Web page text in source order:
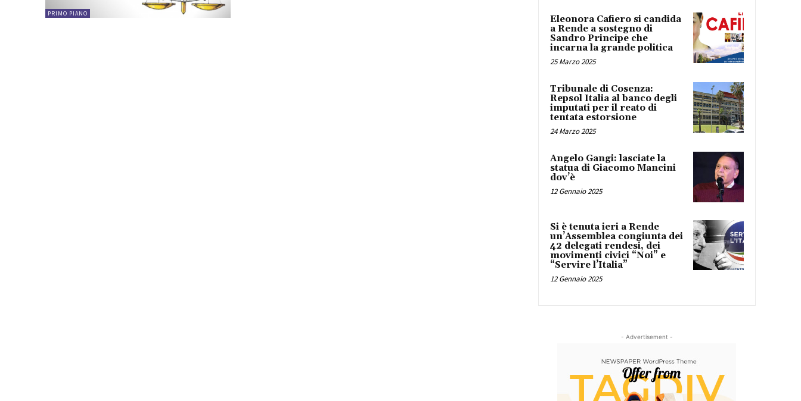
PRIMO PIANO
Eleonora Cafiero si candida
a Rende a sostegno di
Sandro Principe che
incarna la grande politica
25 Marzo 2025
Tribunale di Cosenza:
Repsol Italia al banco degli
imputati per il reato di
tentata estorsione
24 Marzo 2025
Angelo Gangi: lasciate la
statua di Giacomo Mancini
dov’è
12 Gennaio 2025
Si è tenuta ieri a Rende
un’Assemblea congiunta dei
42 delegati rendesi, dei
movimenti civici “Noi” e
“Servire l’Italia”
12 Gennaio 2025
- Advertisement -